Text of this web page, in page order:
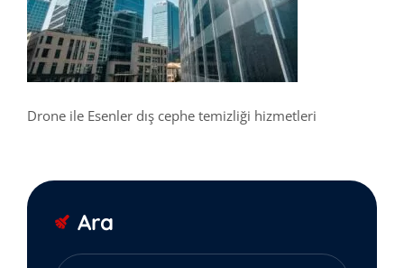
Drone ile Esenler dış cephe temizliği hizmetleri
Ara